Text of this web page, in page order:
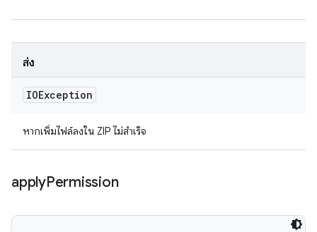
ส่ง
IOException
หากเพิ่มไฟล์ลงใน ZIP ไม่สำเร็จ
applyPermission